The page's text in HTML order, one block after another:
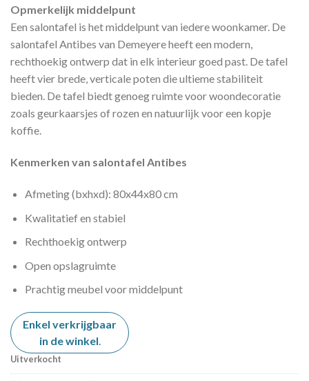
Opmerkelijk middelpunt
Een salontafel is het middelpunt van iedere woonkamer. De
salontafel Antibes van Demeyere heeft een modern,
rechthoekig ontwerp dat in elk interieur goed past. De tafel
heeft vier brede, verticale poten die ultieme stabiliteit
bieden. De tafel biedt genoeg ruimte voor woondecoratie
zoals geurkaarsjes of rozen en natuurlijk voor een kopje
koffie.
Kenmerken van salontafel Antibes
Afmeting (bxhxd): 80x44x80 cm
Kwalitatief en stabiel
Rechthoekig ontwerp
Open opslagruimte
Prachtig meubel voor middelpunt
Enkel verkrijgbaar
in de winkel.
Uitverkocht